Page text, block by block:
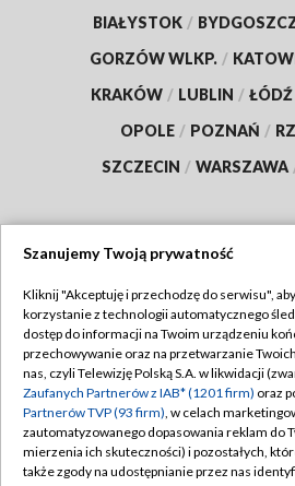
BIAŁYSTOK /
GORZÓW WLKP. /
KRAKÓW / LUBLIN / ŁÓDŹ
OPOLE / POZNAŃ /
SZCZECIN / WARSZAWA
TVP
Abonament TVP
Emisja w TVP
Centrum informacji TVP
Naziemna Telewizja Cyfrowa
Regulamin
Polityka
Moje
Pomoc
Szanujemy Twoją prywatność
Kliknij "Akceptuję i przechodzę do serwisu",
korzystanie z technologii automatycznego
dostęp do informacji na Twoim urządzeniu
przechowywanie oraz na przetwarzanie
nas, czyli Telewizję Polską S.A. w likwidacji
Zaufanych Partnerów z IAB* (1201 firm) oraz
Partnerów TVP (93 firm), w celach
zautomatyzowanego dopasowania reklam do
mierzenia ich skuteczności) i pozostałych,
także zgody na udostępnianie przez nas